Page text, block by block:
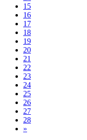
15
16
17
18
19
20
21
22
23
24
25
26
27
28
»